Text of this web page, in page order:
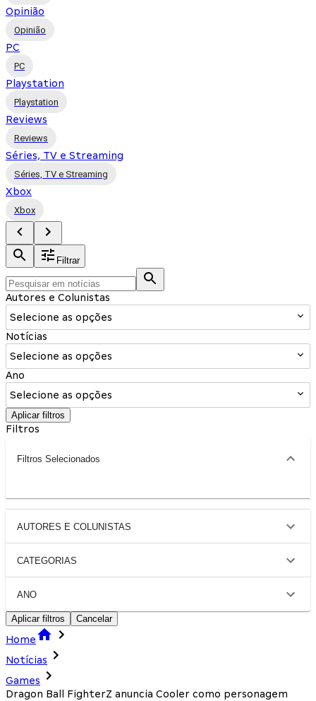
Opinião
Opinião
PC
PC
Playstation
Playstation
Reviews
Reviews
Séries, TV e Streaming
Séries, TV e Streaming
Xbox
Xbox
Filtrar
Autores e Colunistas
Selecione as opções
Notícias
Selecione as opções
Ano
Selecione as opções
Aplicar filtros
Filtros
Filtros Selecionados
AUTORES E COLUNISTAS
CATEGORIAS
ANO
Aplicar filtros Cancelar
Home
Notícias
Games
Dragon Ball FighterZ anuncia Cooler como personagem